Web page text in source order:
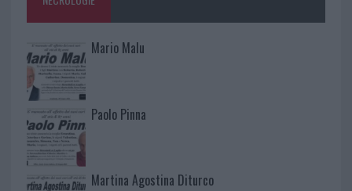
Mario Malu
Paolo Pinna
Martina Agostina Diturco